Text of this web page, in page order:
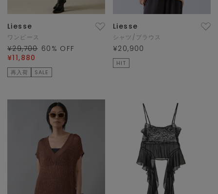
Liesse
ワンピース
¥29,700 60 % OFF
¥11,880
再入荷 SALE
Liesse
シャツ/ブラウス
¥20,900
HIT